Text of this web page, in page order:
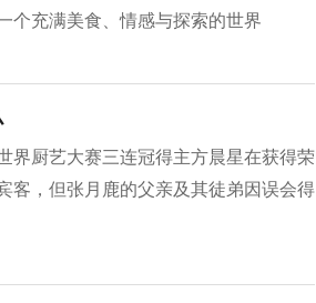
个充满美食、情感与探索的世界
界厨艺大赛三连冠得主方晨星在获得荣
客，但张月鹿的父亲及其徒弟因误会得